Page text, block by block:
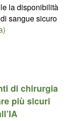
la disponibilità
sangue sicuro
di chirurgia
più sicuri